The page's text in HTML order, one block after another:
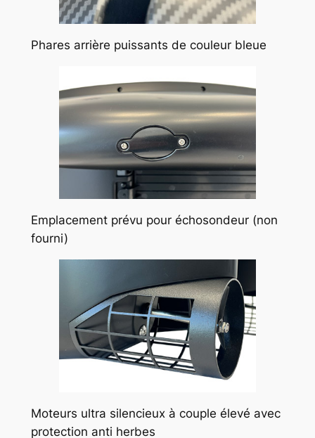
Phares arrière puissants de couleur bleue
Emplacement prévu pour échosondeur (non
fourni)
Moteurs ultra silencieux à couple élevé avec
protection anti herbes